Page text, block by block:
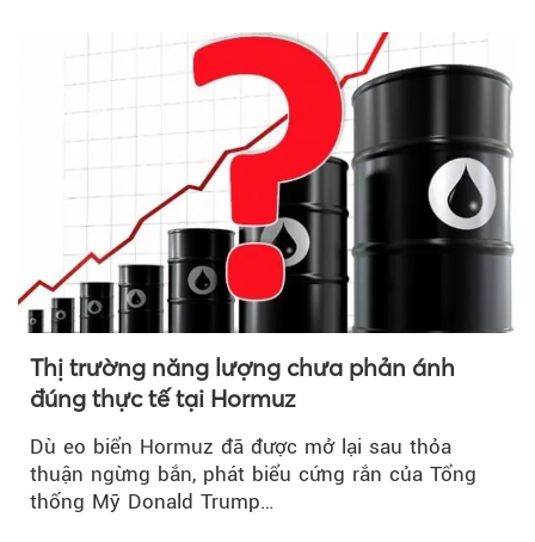
Thị trường năng lượng chưa phản ánh
đúng thực tế tại Hormuz
Dù eo biển Hormuz đã được mở lại sau thỏa
thuận ngừng bắn, phát biểu cứng rắn của Tổng
thống Mỹ Donald Trump…